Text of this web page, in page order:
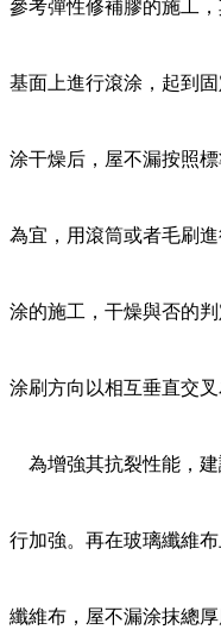
參考彈性修補膠的施工
基面上進行滾涂，起到
涂干燥后，屋不漏按照
為宜，用滾筒或者毛刷
涂的施工，干燥與否的
涂刷方向以相互垂直交叉
為增強其抗裂性能，建
行加強。再在玻璃纖維
纖維布，屋不漏涂抹總厚